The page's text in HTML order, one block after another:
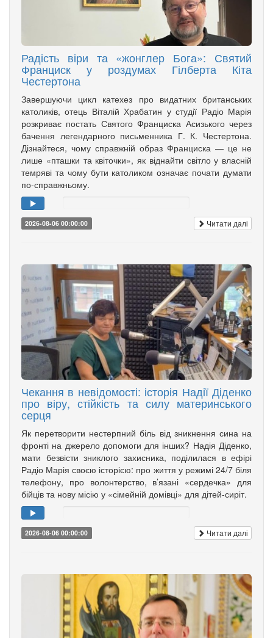
Радість віри та «жонглер Бога»: Святий
Франциск у роздумах Гілберта Кіта
Честертона
Завершуючи цикл катехез про видатних британських
католиків, отець Віталій Храбатин у студії Радіо Марія
розкриває постать Святого Франциска Асизького через
бачення легендарного письменника Г. К. Честертона.
Дізнайтеся, чому справжній образ Франциска — це не
лише «пташки та квіточки», як віднайти світло у власній
темряві та чому бути католиком означає почати думати
по-справжньому.
2026-08-06 00:00:00 Читати далі
Чекання в невідомості: історія Надії Діденко
про віру, стійкість та силу материнського
серця
Як перетворити нестерпний біль від зникнення сина на
фронті на джерело допомоги для інших? Надія Діденко,
мати безвісти зниклого захисника, поділилася в ефірі
Радіо Марія своєю історією: про життя у режимі 24/7 біля
телефону, про волонтерство, в’язані «сердечка» для
бійців та нову місію у «сімейній домівці» для дітей-сиріт.
2026-08-06 00:00:00 Читати далі